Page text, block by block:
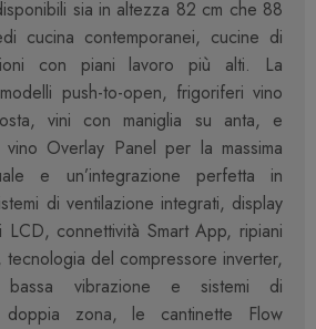
sia in altezza 82 cm che 88
cucina contemporanei, cucine di
con piani lavoro più alti. La
push-to-open, frigoriferi vino
vini con maniglia su anta, e
Overlay Panel per la massima
e un’integrazione perfetta in
di ventilazione integrati, display
LCD, connettività Smart App, ripiani
del compressore inverter,
bassa vibrazione e sistemi di
doppia zona, le cantinette Flow